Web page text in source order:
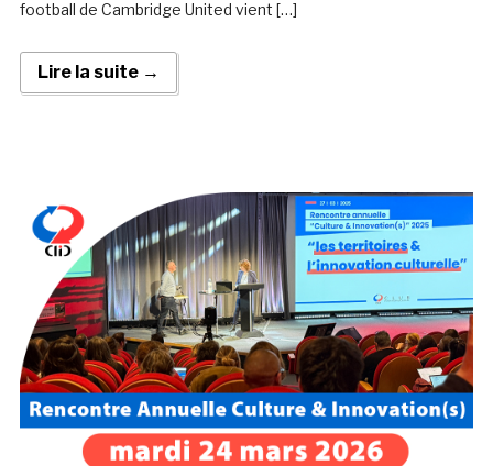
football de Cambridge United vient […]
Lire la suite →